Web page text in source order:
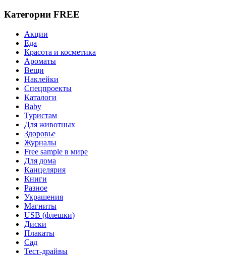
Категории FREE
Акции
Еда
Красота и косметика
Ароматы
Вещи
Наклейки
Спецпроекты
Каталоги
Baby
Туристам
Для животных
Здоровье
Журналы
Free sample в мире
Для дома
Канцелярия
Книги
Разное
Украшения
Магниты
USB (флешки)
Диски
Плакаты
Сад
Тест-драйвы